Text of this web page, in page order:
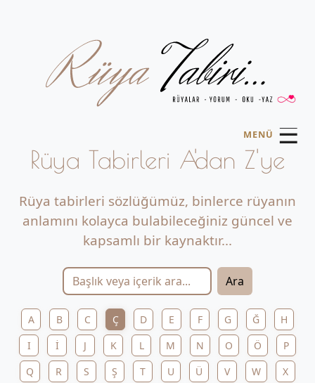
MENÜ ☰
Rüya Tabirleri A'dan Z'ye
Rüya tabirleri sözlüğümüz, binlerce rüyanın
anlamını kolayca bulabileceğiniz güncel ve
kapsamlı bir kaynaktır...
Ara
A B C Ç D E F G Ğ
H
I
İ J K L M N O Ö
P
Q
R S Ş T U Ü V W
X